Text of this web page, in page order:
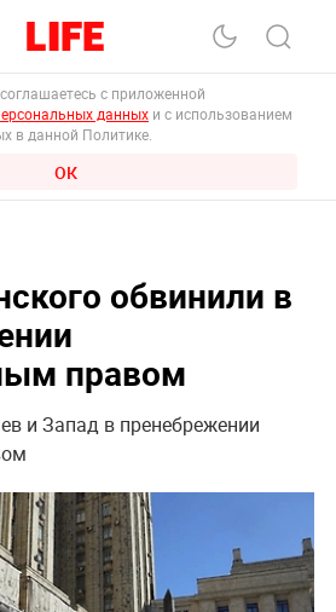
с приложенной
данных и с использованием
в данной Политике.
ОК
обвинили в
правом
и Запад в пренебрежении